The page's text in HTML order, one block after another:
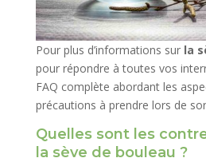
Pour plus d’informations sur la
pour répondre à toutes vos
FAQ complète abordant les
précautions à prendre lors de
Quelles sont les
la sève de bouleau ?